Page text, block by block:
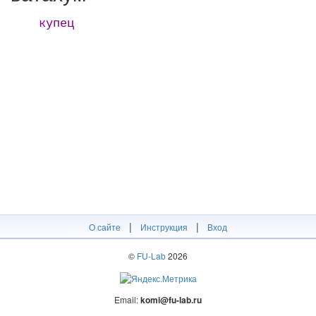
купец
О сайте | Инструкция | Вход
© FU-Lab2026
Email:komi@fu-lab.ru